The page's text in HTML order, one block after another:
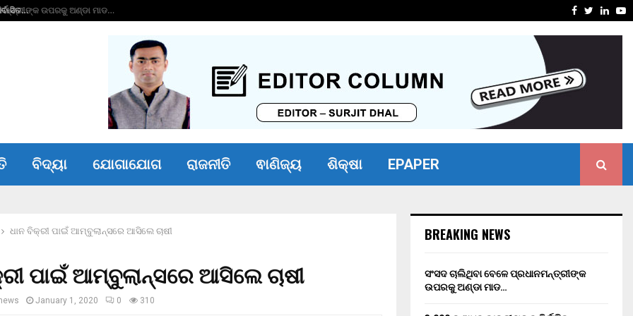
ସର୍ଜରୀ
Facebook
Twitter
ବିଦ୍ୟା ଯୋଗାଯୋଗ ରାଜନୀତି ଵାଣିଜ୍ୟ ଶିକ୍ଷା EPAPER
ଧାନ ବିକ୍ରୀ ପାଇଁ ଆମ୍ବୁଲାନ୍ସରେ ଆସିଲେ ଚାଷୀ
ପାଇଁ ଆମ୍ବୁଲାନ୍ସରେ ଆସିଲେ ଚାଷୀ
January 1, 2020 0 310
BREAKING NEWS
ସଂସଦ ଚାଲିଥିବା ବେଳେ ପ୍ରଧାନମନ୍ତ୍ରୀଙ୍କ
ଉପରକୁ ଅଣ୍ଡା ମାଡ…